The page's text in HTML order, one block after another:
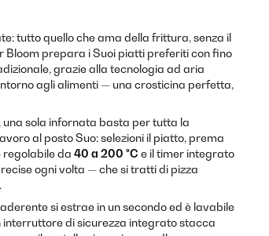
tutto quello che ama della frittura, senza il
Bloom prepara i Suoi piatti preferiti con fino
grazie alla tecnologia ad aria
agli alimenti — una crosticina perfetta,
, una sola infornata basta per tutta la
al posto Suo: selezioni il piatto, prema
regolabile da 40 a 200 °C e il timer integrato
ogni volta — che si tratti di pizza
si estrae in un secondo ed è lavabile
interruttore di sicurezza integrato stacca